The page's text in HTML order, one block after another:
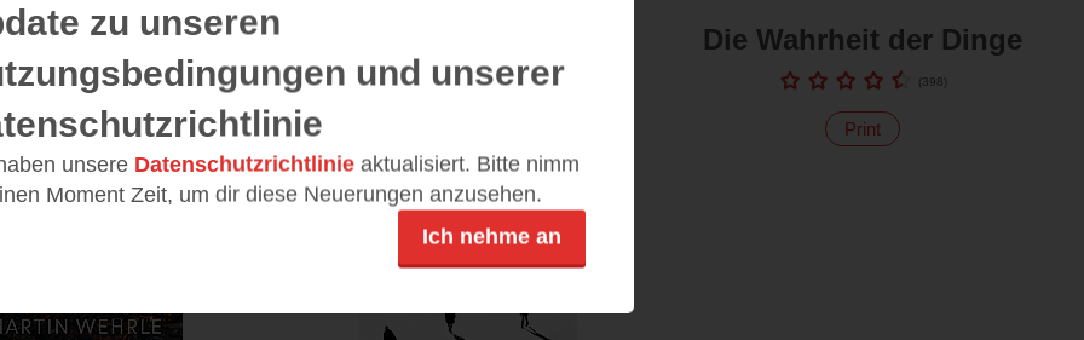
U-Boot
(317)
Print
Zorns
E-Book Print
Die Wahrheit der Dinge
(398)
Print
zu unseren
und unserer
unsere Datenschutzrichtlinie aktualisiert. Bitte nimm
Moment Zeit, um dir diese Neuerungen anzusehen.
Ich nehme an